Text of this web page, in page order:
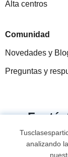
Alta centros
Comunidad
Novedades y
Preguntas y
analizando